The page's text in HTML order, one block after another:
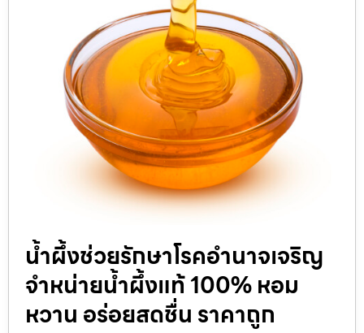
น้ำผึ้งช่วยรักษาโรคอำนาจเจริญ
จำหน่ายน้ำผึ้งแท้ 100% หอม
หวาน อร่อยสดชื่น ราคาถูก